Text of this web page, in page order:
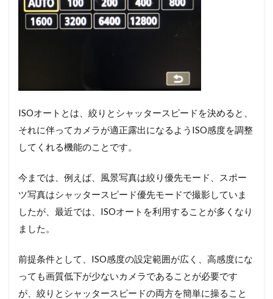
ISOオートとは、絞りとシャッタースピードを決めると、
それに伴ってカメラが適正露出になるようISO感度を調整
してくれる機能のことです。
今までは、例えば、風景写真は絞り優先モード、スポー
ツ写真はシャッタースピード優先モードで撮影していま
したが、最近では、ISOオートを利用することが多くなり
ました。
前提条件として、ISO感度の設定範囲が広く、高感度にな
っても画質低下が少ないカメラであることが必要です
が、絞りとシャッタースピードの両方を簡単に操ること